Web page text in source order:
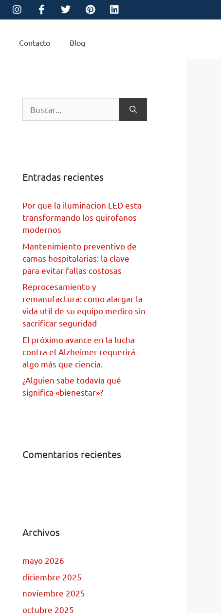
Contacto Blog
Entradas recientes
Por que la iluminacion LED esta
transformando los quirofanos
modernos
Mantenimiento preventivo de
camas hospitalarias: la clave
para evitar fallas costosas
Reprocesamiento y
remanufactura: como alargar la
vida util de su equipo medico sin
sacrificar seguridad
El próximo avance en la lucha
contra el Alzheimer requerirá
algo más que ciencia.
¿Alguien sabe todavía qué
significa «bienestar»?
Comentarios recientes
Archivos
mayo 2026
diciembre 2025
noviembre 2025
octubre 2025